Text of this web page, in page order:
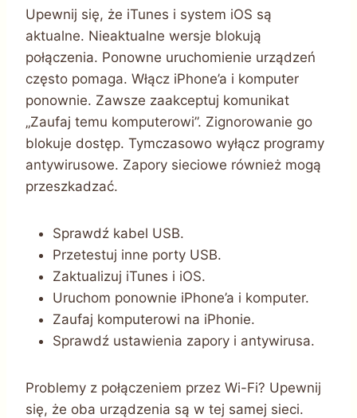
Upewnij się, że iTunes i system iOS są
aktualne. Nieaktualne wersje blokują
połączenia. Ponowne uruchomienie urządzeń
często pomaga. Włącz iPhone’a i komputer
ponownie. Zawsze zaakceptuj komunikat
„Zaufaj temu komputerowi”. Zignorowanie go
blokuje dostęp. Tymczasowo wyłącz programy
antywirusowe. Zapory sieciowe również mogą
przeszkadzać.
Sprawdź kabel USB.
Przetestuj inne porty USB.
Zaktualizuj iTunes i iOS.
Uruchom ponownie iPhone’a i komputer.
Zaufaj komputerowi na iPhonie.
Sprawdź ustawienia zapory i antywirusa.
Problemy z połączeniem przez Wi-Fi? Upewnij
się, że oba urządzenia są w tej samej sieci.